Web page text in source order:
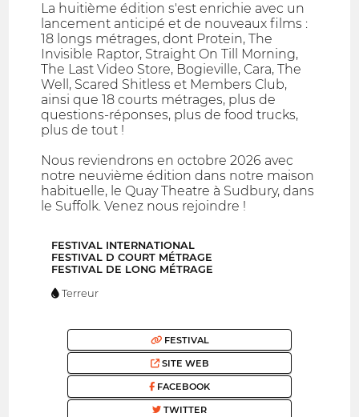
La huitième édition s'est enrichie avec un
lancement anticipé et de nouveaux films :
18 longs métrages, dont Protein, The
Invisible Raptor, Straight On Till Morning,
The Last Video Store, Bogieville, Cara, The
Well, Scared Shitless et Members Club,
ainsi que 18 courts métrages, plus de
questions-réponses, plus de food trucks,
plus de tout !
Nous reviendrons en octobre 2026 avec
notre neuvième édition dans notre maison
habituelle, le Quay Theatre à Sudbury, dans
le Suffolk. Venez nous rejoindre !
FESTIVAL INTERNATIONAL
FESTIVAL D COURT MÉTRAGE
FESTIVAL DE LONG MÉTRAGE
Terreur
FESTIVAL
SITE WEB
FACEBOOK
TWITTER